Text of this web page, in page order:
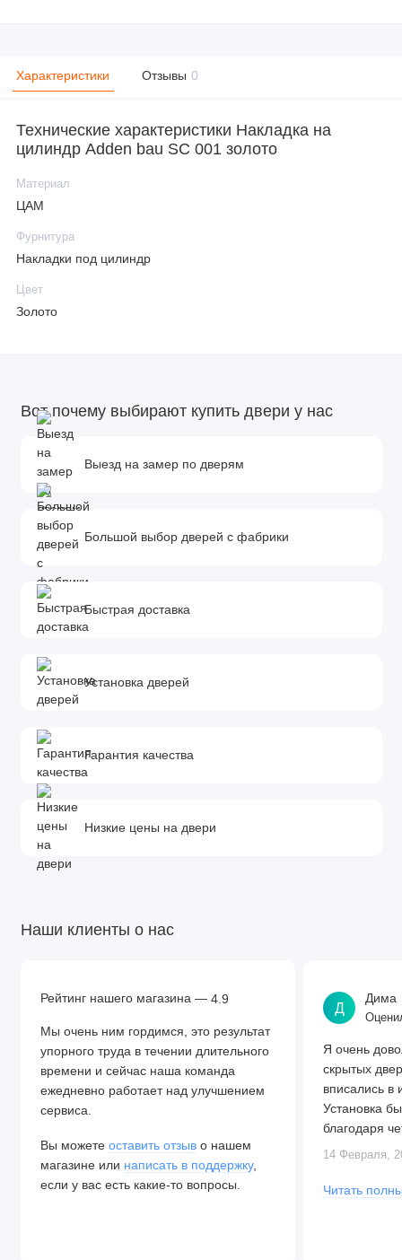
Характеристики Отзывы 0
Технические характеристики Накладка на
цилиндр Adden bau SC 001 золото
Материал
ЦАМ
Фурнитура
Накладки под цилиндр
Цвет
Золото
Вот почему выбирают купить двери у нас
Выезд на замер по дверям
Большой выбор дверей с фабрики
Быстрая доставка
Установка дверей
Гарантия качества
Низкие цены на двери
Наши клиенты о нас
Рейтинг нашего магазина — 4.9
Мы очень ним гордимся, это результат
упорного труда в течении длительного
времени и сейчас наша команда
ежедневно работает над улучшением
сервиса.
Вы можете оставить отзыв о нашем
магазине или написать в поддержку,
если у вас есть какие-то вопросы.
Д
Дима
Я очень
скрытых
вписались в
Установка
благодаря
Алексея.
14 Февраля,
Читать